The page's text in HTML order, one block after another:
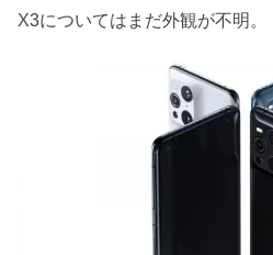
X3についてはまだ外観が不明。